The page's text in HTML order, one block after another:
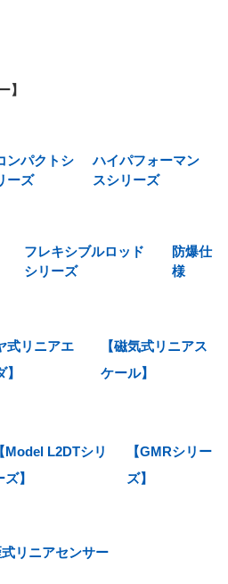
】
ンパクトシ
ーズ
ハイパフォーマン
スシリーズ
フレキシブルロッド
シリーズ
防爆仕
様
式リニアエ
【磁気式リニアス
ケール】
【Model L2DTシリ
ズ】
【GMRシリー
ズ】
リニアセンサー